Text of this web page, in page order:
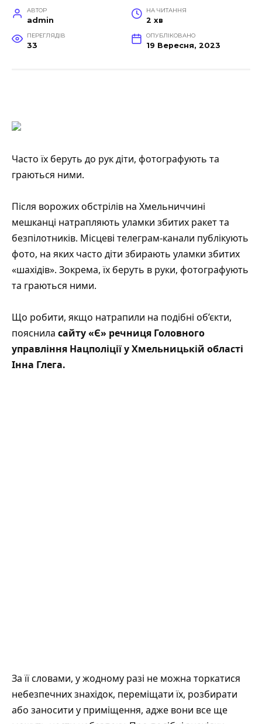
АВТОР
admin
НА ЧИТАННЯ
2 хв
ПЕРЕГЛЯДІВ
33
ОПУБЛІКОВАНО
19 Вересня, 2023
Часто їх беруть до рук діти, фотографують та
граються ними.
Після ворожих обстрілів на Хмельниччині
мешканці натрапляють уламки збитих ракет та
безпілотників. Місцеві телеграм-канали публікують
фото, на яких часто діти збирають уламки збитих
«шахідів». Зокрема, їх беруть в руки, фотографують
та граються ними.
Що робити, якщо натрапили на подібні об’єкти,
пояснила сайту «Є» речниця Головного
управління Нацполіції у Хмельницькій області
Інна Глега.
За її словами, у жодному разі не можна торкатися
небезпечних знахідок, переміщати їх, розбирати
або заносити у приміщення, адже вони все ще